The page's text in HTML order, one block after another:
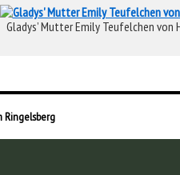
Gladys’ Mutter Emily Teufelchen von
Ringelsberg